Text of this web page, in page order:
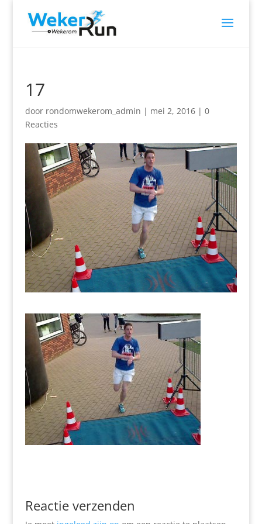
17
door rondomwekerom_admin | mei 2, 2016| 0
Reacties
Reactie verzenden